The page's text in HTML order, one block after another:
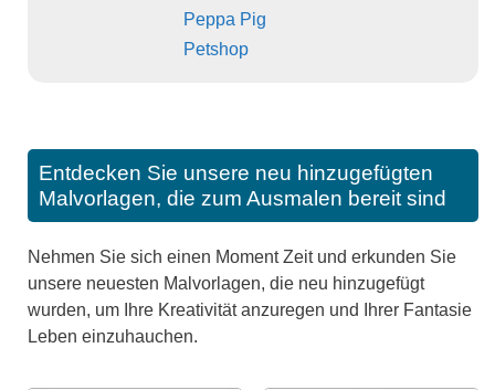
Peppa Pig
Petshop
Entdecken Sie unsere neu hinzugefügten
Malvorlagen, die zum Ausmalen bereit sind
Nehmen Sie sich einen Moment Zeit und erkunden Sie
unsere neuesten Malvorlagen, die neu hinzugefügt
wurden, um Ihre Kreativität anzuregen und Ihrer Fantasie
Leben einzuhauchen.